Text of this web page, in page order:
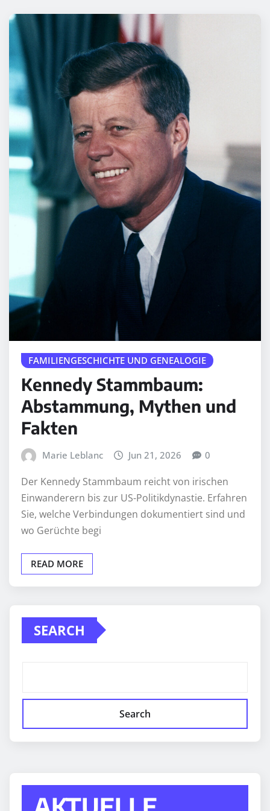
FAMILIENGESCHICHTE UND GENEALOGIE
Kennedy Stammbaum:
Abstammung, Mythen und
Fakten
Marie Leblanc Jun 21, 2026 0
Der Kennedy Stammbaum reicht von irischen
Einwanderern bis zur US-Politikdynastie. Erfahren
Sie, welche Verbindungen dokumentiert sind und
wo Gerüchte begi
READ MORE
SEARCH
Search